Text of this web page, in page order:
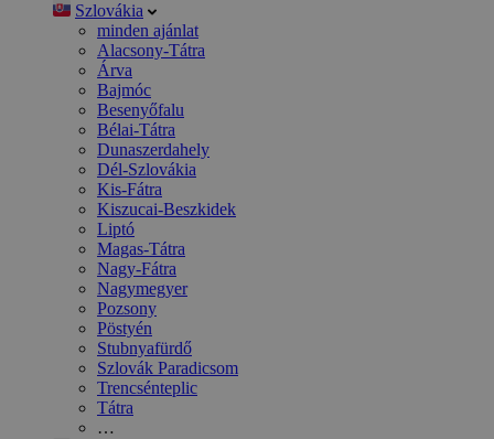
Szlovákia
minden ajánlat
Alacsony-Tátra
Árva
Bajmóc
Besenyőfalu
Bélai-Tátra
Dunaszerdahely
Dél-Szlovákia
Kis-Fátra
Kiszucai-Beszkidek
Liptó
Magas-Tátra
Nagy-Fátra
Nagymegyer
Pozsony
Pöstyén
Stubnyafürdő
Szlovák Paradicsom
Trencsénteplic
Tátra
…